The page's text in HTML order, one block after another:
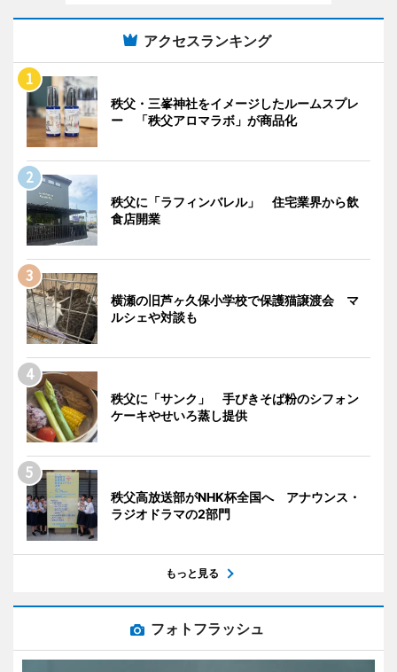
アクセスランキング
秩父・三峯神社をイメージしたルームスプレ
ー 「秩父アロマラボ」が商品化
秩父に「ラフィンバレル」 住宅業界から飲
食店開業
横瀬の旧芦ヶ久保小学校で保護猫譲渡会 マ
ルシェや対談も
秩父に「サンク」 手びきそば粉のシフォン
ケーキやせいろ蒸し提供
秩父高放送部がNHK杯全国へ アナウンス・
ラジオドラマの2部門
もっと見る
フォトフラッシュ